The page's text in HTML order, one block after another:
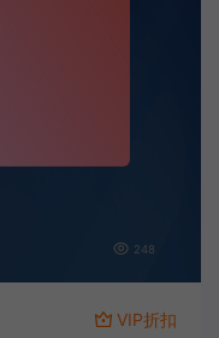
248
VIP折扣